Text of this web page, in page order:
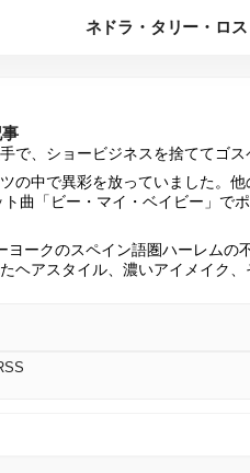
ネドラ・タリー・ロ
で、ショービジネスを捨ててゴス
の中で異彩を放っていました。
曲「ビー・マイ・ベイビー」で
ヨークのスペイン語圏ハーレム
ヘアスタイル、濃いアイメイク